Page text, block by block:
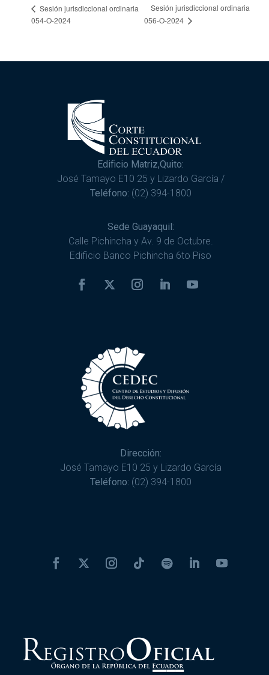
Sesión jurisdiccional ordinaria
054-O-2024
Sesión jurisdiccional ordinaria
056-O-2024
Edificio Matriz,Quito:
José Tamayo E10 25 y Lizardo García /
Teléfono: (02) 394-1800
Sede Guayaquil:
Calle Pichincha y Av. 9 de Octubre.
Edificio Banco Pichincha 6to Piso
Dirección:
José Tamayo E10 25 y Lizardo García
Teléfono: (02) 394-1800